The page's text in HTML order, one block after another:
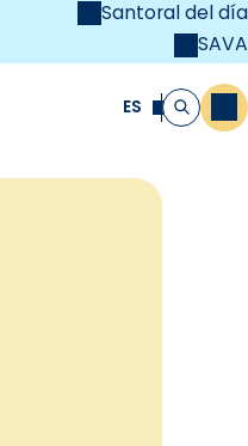
Santoral del día
SAVA
ES Buscar